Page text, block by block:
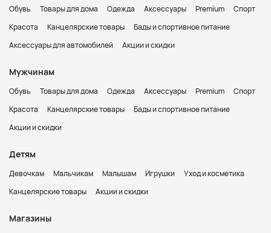
Обувь Товары для дома Одежда Аксессуары Premium
Спорт
Красота
Канцелярские товары
Бады и спортивное питание
Аксессуары для автомобилей
Акции и скидки
Мужчинам
Обувь Товары для дома Одежда Аксессуары Premium
Спорт
Красота
Канцелярские товары
Бады и спортивное питание
Акции и скидки
Детям
Девочкам Мальчикам Малышам Игрушки
Уход и косметика
Канцелярские товары
Акции и скидки
Магазины